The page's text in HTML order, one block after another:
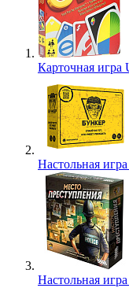
Карточная
Настольная
Настольная